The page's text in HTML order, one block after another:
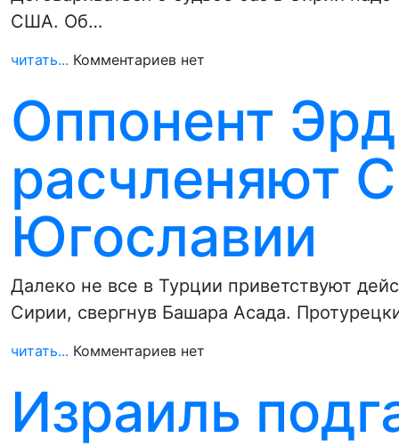
США. Об…
читать... Комментариев нет
Оппонент
расчленяют
Югославии
Далеко не все в Турции приветствуют
Сирии, свергнув Башара Асада.
читать... Комментариев нет
Израиль